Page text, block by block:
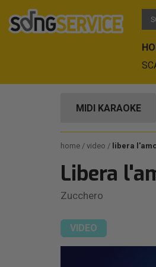
MIDI KARAOKE
home video libera
Libera
Zucchero
VIDEO